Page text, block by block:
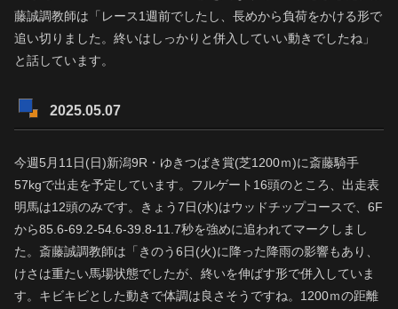
藤誠調教師は「レース1週前でしたし、長めから負荷をかける形で
追い切りました。終いはしっかりと併入していい動きでしたね」
と話しています。
2025.05.07
今週5月11日(日)新潟9R・ゆきつばき賞(芝1200ｍ)に斎藤騎手
57kgで出走を予定しています。フルゲート16頭のところ、出走表
明馬は12頭のみです。きょう7日(水)はウッドチップコースで、6F
から85.6-69.2-54.6-39.8-11.7秒を強めに追われてマークしまし
た。斎藤誠調教師は「きのう6日(火)に降った降雨の影響もあり、
けさは重たい馬場状態でしたが、終いを伸ばす形で併入していま
す。キビキビとした動きで体調は良さそうですね。1200ｍの距離